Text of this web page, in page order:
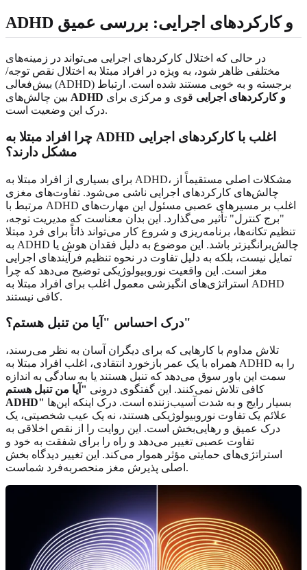
ADHD و کارکردهای اجرایی: بررسی عمیق
در حالی که اختلال کارکردهای اجرایی می‌تواند در زمینه‌های
مختلفی ظاهر شود، به ویژه در افراد مبتلا به اختلال نقص توجه/
بیش‌فعالی (ADHD) برجسته و به خوبی مستند شده است. ارتباط
ADHD و کارکردهای اجرایی قوی و مرکزی برای
درک این وضعیت است.
چرا افراد مبتلا به ADHD اغلب با کارکردهای اجرایی
مشکل دارند؟
برای بسیاری از افراد مبتلا به ADHD، مشکلات اصلی مستقیماً از
چالش‌های کارکردهای اجرایی ناشی می‌شود. تفاوت‌های مغزی
مرتبط با ADHD اغلب بر مسیرهای عصبی مسئول این مهارت‌های
"برج کنترل" تأثیر می‌گذارد. این بدان معناست که مدیریت توجه،
تنظیم تکانه‌ها، برنامه‌ریزی و شروع کار می‌تواند ذاتاً برای فرد مبتلا
به ADHD چالش‌برانگیزتر باشد. این موضوع به دلیل فقدان هوش یا
تمایل نیست، بلکه به دلیل تفاوت در نحوه تنظیم فرآیندهای اجرایی
مغز است. این واقعیت نوروبیولوژیکی توضیح می‌دهد که چرا
استراتژی‌های انگیزشی معمول اغلب برای افراد مبتلا به ADHD
کافی نیستند.
درک احساس "آیا من تنبل هستم؟"
تلاش مداوم با کارهایی که برای دیگران آسان به نظر می‌رسند،
همراه با یک عمر بازخورد انتقادی، اغلب افراد مبتلا به ADHD را به
سمت این باور سوق می‌دهد که تنبل هستند یا به سادگی به اندازه
کافی تلاش نمی‌کنند. این گفتگوی درونی "آیا من تنبل هستم
ADHD"
علائم یک تفاوت نوروبیولوژیکی هستند، نه یک عیب شخصیتی، یک
درک عمیق و رهایی‌بخش است. این روایت را از نقص اخلاقی به
تفاوت عصبی تغییر می‌دهد و راه را برای شفقت به خود و
استراتژی‌های حمایتی مؤثر هموار می‌کند. این تغییر دیدگاه بخش
اصلی پذیرش مغز منحصربه‌فرد شماست.